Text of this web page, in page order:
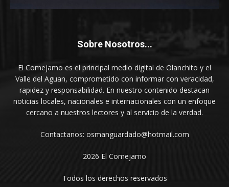
Sobre Nosotros...
El Comejamo es el principal medio digital de Olanchito y el
Valle del Aguan, comprometido con informar con veracidad,
rapidez y responsabilidad. En nuestro contenido destacan
noticias locales, nacionales e internacionales con un enfoque
cercano a nuestros lectores y al servicio de la verdad.
Contactanos: osmanguardado@hotmail.com
2026 El Comejamo
Todos los derechos reservados